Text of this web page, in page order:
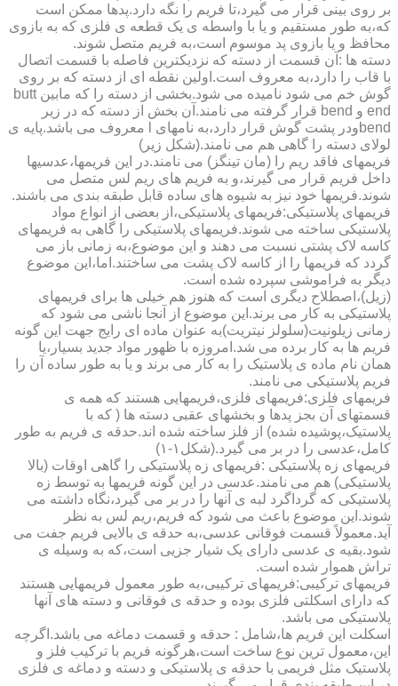
بر روی بینی قرار می گیرد،تا فریم را نگه دارد.پدها ممکن است
که،به طور مستقیم و یا با واسطه ی یک قطعه ی فلزی که به بازوی
محافظ و یا بازوی پد موسوم است،به فریم متصل شوند.
دسته ها :آن قسمت از دسته که نزدیکترین فاصله با قسمت اتصال
با قاب را دارد،به معروف است.اولین نقطه ای از دسته که بر روی
گوش خم می شود نامیده می شود.بخشی از دسته را که مابین butt
end و bend قرار گرفته می نامند.آن بخش از دسته که در زیر
bendودر پشت گوش قرار دارد،به نامهای l معروف می باشد.پایه ی
لولای دسته را گاهی هم می نامند.(شکل زیر)
فریمهای فاقد ریم را (مان تینگز) می نامند.در این فریمها،عدسیها
داخل فریم قرار می گیرند،و به فریم های ریم لس متصل می
شوند.فریمها خود نیز به شیوه های ساده قابل طبقه بندی می باشند.
فریمهای پلاستیکی:فریمهای پلاستیکی،از بعضی از انواع مواد
پلاستیکی ساخته می شوند.فریمهای پلاستیکی را گاهی به فریمهای
کاسه لاک پشتی نسبت می دهند و این موضوع،به زمانی باز می
گردد که فریمها را از کاسه لاک پشت می ساختند.اما،این موضوع
دیگر به فراموشی سپرده شده است.
(زیل)،اصطلاح دیگری است که هنوز هم خیلی ها برای فریمهای
پلاستیکی به کار می برند.این موضوع از آنجا ناشی می شود که
زمانی زیلونیت(سلولز نیتریت)به عنوان ماده ای رایج جهت این گونه
فریم ها به کار برده می شد.امروزه با ظهور مواد جدید بسیار،یا
همان نام ماده ی پلاستیک را به کار می برند و یا به طور ساده آن را
فریم پلاستیکی می نامند.
فریمهای فلزی:فریمهای فلزی،فریمهایی هستند که همه ی
قسمتهای آن بجز پدها و بخشهای عقبی دسته ها ( که با
پلاستیک،پوشیده شده) از فلز ساخته شده اند.حدقه ی فریم به طور
کامل،عدسی را در بر می گیرد.(شکل۱-۱)
فریمهای زه پلاستیکی :فریمهای زه پلاستیکی را گاهی اوقات (بالا
پلاستیکی) هم می نامند.عدسی در این گونه فریمها به توسط زه
پلاستیکی که گرداگرد لبه ی آنها را در بر می گیرد،نگاه داشته می
شوند.این موضوع باعث می شود که فریم،ریم لس به نظر
آید.معمولاً قسمت فوقانی عدسی،به حدقه ی بالایی فریم جفت می
شود.بقیه ی عدسی دارای یک شیار جزیی است،که به وسیله ی
تراش هموار شده است.
فریمهای ترکیبی:فریمهای ترکیبی،به طور معمول فریمهایی هستند
که دارای اسکلتی فلزی بوده و حدقه ی فوقانی و دسته های آنها
پلاستیکی می باشد.
اسکلت این فریم ها،شامل : حدقه و قسمت دماغه می باشد.اگرچه
این،معمول ترین نوع ساخت است،هرگونه فریم با ترکیب فلز و
پلاستیک مثل فریمی با حدقه ی پلاستیکی و دسته و دماغه ی فلزی